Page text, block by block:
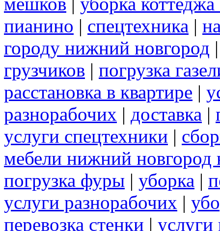
пианино | спецтехника |
городу нижний новгород
грузчиков | погрузка
расстановка в квартире |
разнорабочих | доставка |
услуги спецтехники |
мебели нижний новгород
погрузка фуры | уборка |
услуги разнорабочих |
перевозка стенки | услуги